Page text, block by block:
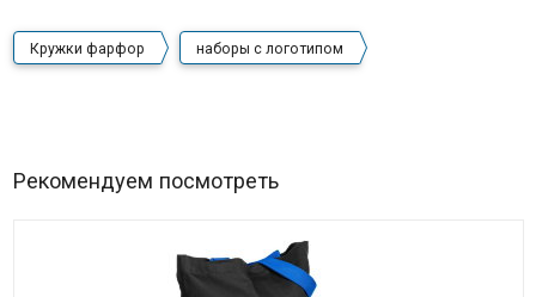
Кружки фарфор наборы с логотипом
Рекомендуем посмотреть